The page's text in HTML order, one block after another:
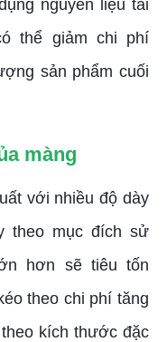
nguyên liệu tái
thể giảm chi phí
sản phẩm cuối
màng
với nhiều độ dày
theo mục đích sử
hơn sẽ tiêu tốn
theo chi phí tăng
kích thước đặc